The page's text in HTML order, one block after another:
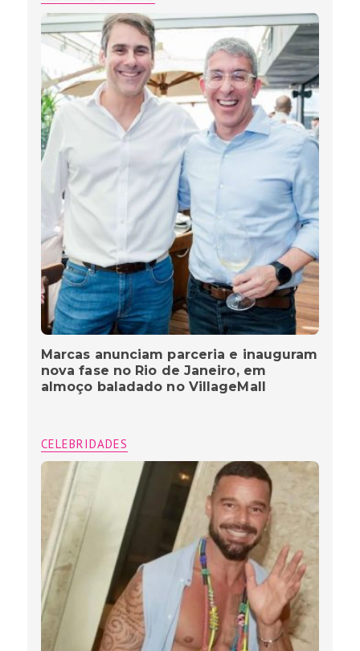
Marcas anunciam parceria e inauguram
nova fase no Rio de Janeiro, em
almoço baladado no VillageMall
CELEBRIDADES